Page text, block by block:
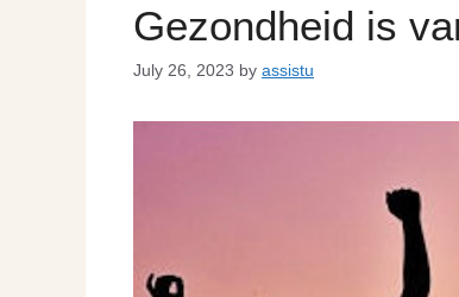
Gezondheid is
July 26, 2023 by assistu